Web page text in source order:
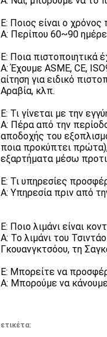
Ε: Ποιος είναι ο χρόνος
Α: Περίπου 60~90
Ε: Ποια πιστοποιητικά
Α: Έχουμε ASME, CE,
αίτηση για ειδικό
Αραβία, κλπ.
Ε: Τι γίνεται με την
Α: Πέρα από την
αποδοχής του
ποια προκύπτει
εξαρτήματα μέσω
Ε: Τι υπηρεσίες
Α: Υπηρεσία πριν από
Ε: Ποιο λιμάνι είναι
Α: Το λιμάνι του
Γκουανγκτσόου, τη
Ε: Μπορείτε να
Α: Μπορούμε να
ετικέτα: